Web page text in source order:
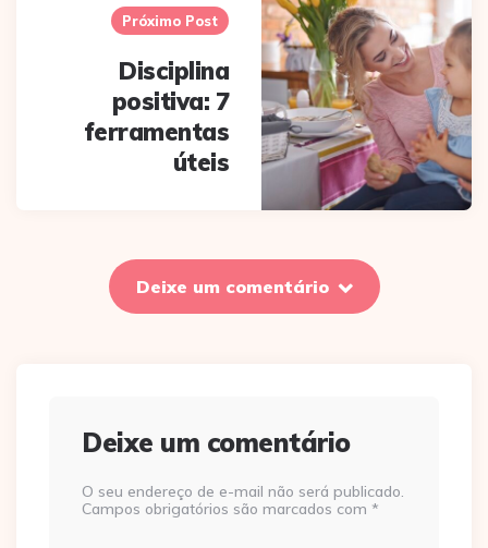
Próximo Post
Disciplina
positiva: 7
ferramentas
úteis
Deixe um comentário
Deixe um comentário
O seu endereço de e-mail não será publicado.
Campos obrigatórios são marcados com *